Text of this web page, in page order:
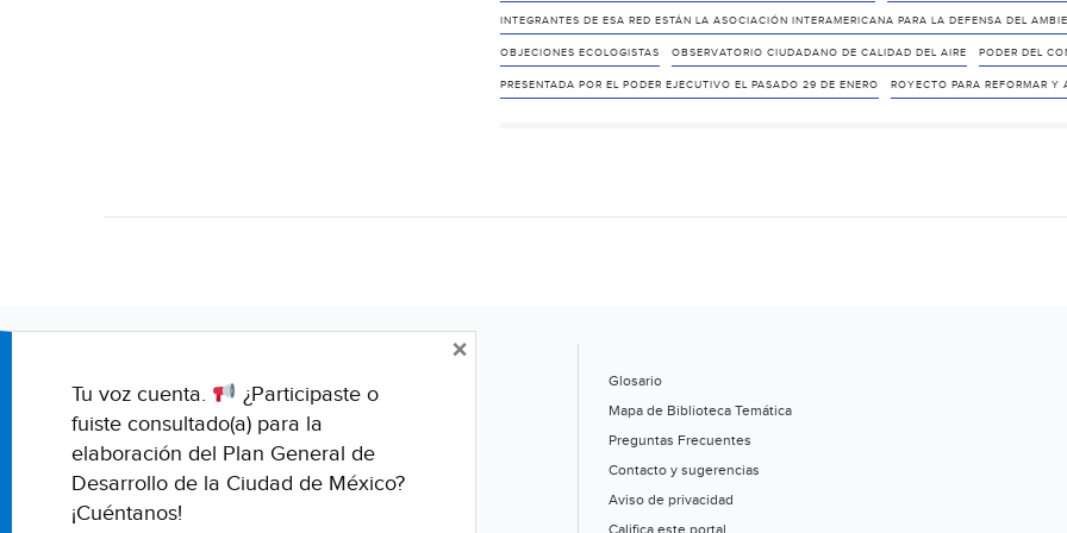
INTEGRANTES DE ESA RED ESTÁN LA ASOCIACIÓN INTERAMERICANA PARA LA DEFENSA DEL
OBJECIONES ECOLOGISTAS OBSERVATORIO CIUDADANO DE CALIDAD DEL AIRE PODER DEL
PRESENTADA POR EL PODER EJECUTIVO EL PASADO 29 DE ENERO ROYECTO PARA REFORMAR Y
Glosario
Mapa de Biblioteca Temática
Preguntas Frecuentes
Contacto y sugerencias
Aviso de privacidad
Califica este portal
Tu voz cuenta.
¿Participaste o
fuiste consultado(a) para la
elaboración del Plan General de
Desarrollo de la Ciudad de México?
¡Cuéntanos!
×